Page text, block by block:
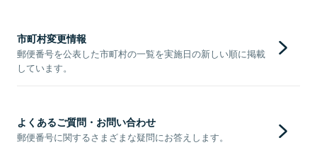
市町村変更情報
郵便番号を公表した市町村の一覧を実施日の新しい順に掲載
しています。
よくあるご質問・お問い合わせ
郵便番号に関するさまざまな疑問にお答えします。